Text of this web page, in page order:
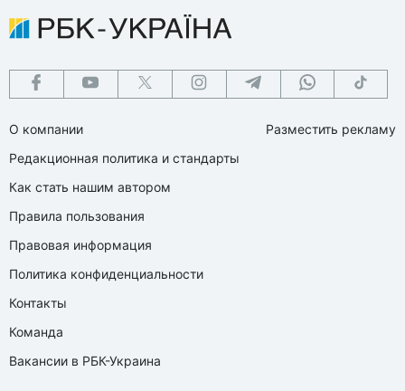
О компании
Редакционная политика и стандарты
Как стать нашим автором
Правила пользования
Правовая информация
Политика конфиденциальности
Контакты
Команда
Вакансии в РБК-Украина
Разместить рекламу